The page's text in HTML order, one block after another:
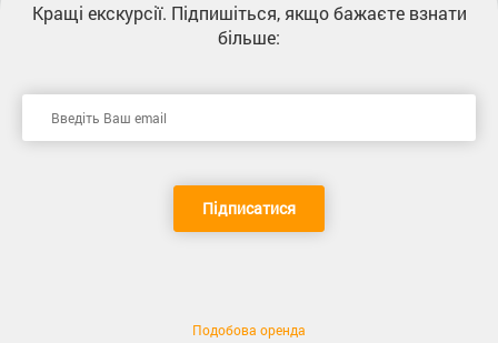
Кращі екскурсії. Підпишіться, якщо бажаєте взнати
більше:
Підписатися
Подобова оренда